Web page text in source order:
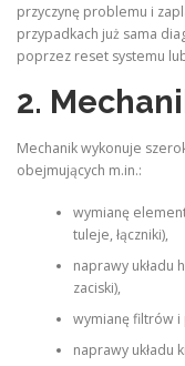
przyczynę problemu i
przypadkach już sama
poprzez reset systemu
2.
Mechanik wykonuje
obejmujących m.in.:
wymianę
tuleje, łączniki),
naprawy układu
zaciski),
wymianę filtrów i
naprawy układu